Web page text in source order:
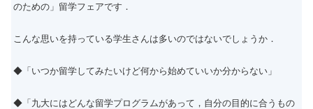
のための」留学フェアです．
こんな思いを持っている学生さんは多いのではないでしょうか．
◆「いつか留学してみたいけど何から始めていいか分からない」
◆「九大にはどんな留学プログラムがあって，自分の目的に合うもの